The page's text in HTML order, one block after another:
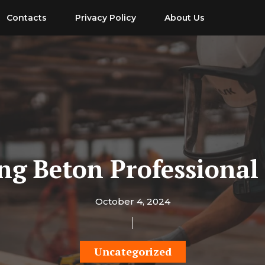
Contacts Privacy Policy About Us
Beton
October 4, 2024
Uncategorized